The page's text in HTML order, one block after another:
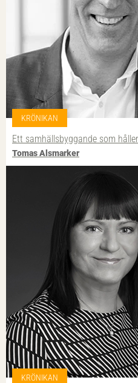
KRÖNIKAN
Ett samhällsbyggande som
Tomas Alsmarker
KRÖNIKAN